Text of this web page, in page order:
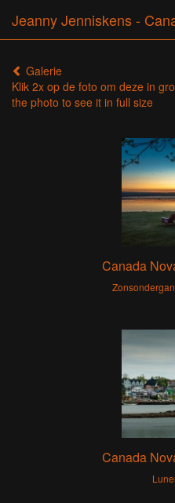
Galerie
Klik 2x op de foto om deze in
the photo to see it in full size
Canada
Canada